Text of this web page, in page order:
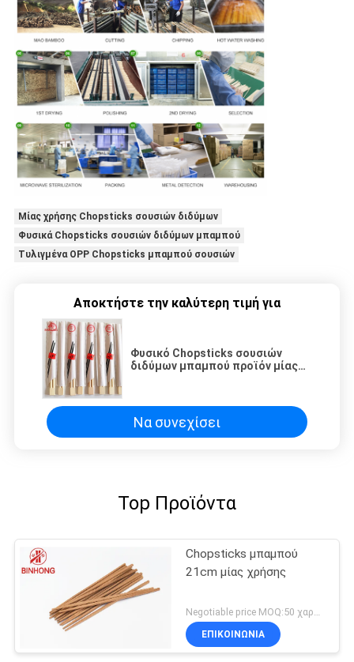
Μίας χρήσης Chopsticks σουσιών διδύμων
Φυσικά Chopsticks σουσιών διδύμων μπαμπού
Τυλιγμένα OPP Chopsticks μπαμπού σουσιών
Αποκτήστε την καλύτερη τιμή για
Φυσικό Chopsticks σουσιών
διδύμων μπαμπού προϊόν μίας
Να συνεχίσει
Top Προϊόντα
Chopsticks μπαμπού
21cm μίας χρήσης
Negotiable price MOQ:50 χαρτοκιβώτιο
ΕΠΙΚΟΙΝΩΝΙΑ